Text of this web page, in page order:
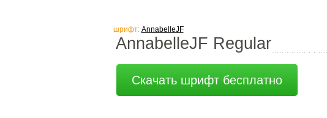
шрифт: AnnabelleJF
AnnabelleJF Regular
Скачать шрифт бесплатно